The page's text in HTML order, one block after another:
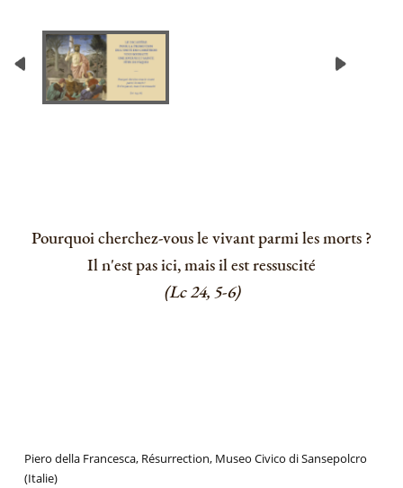
Pourquoi cherchez-vous le vivant parmi les morts ?
Il n'est pas ici, mais il est ressuscité
(Lc 24, 5-6)
Piero della Francesca, Résurrection, Museo Civico di Sansepolcro
(Italie)